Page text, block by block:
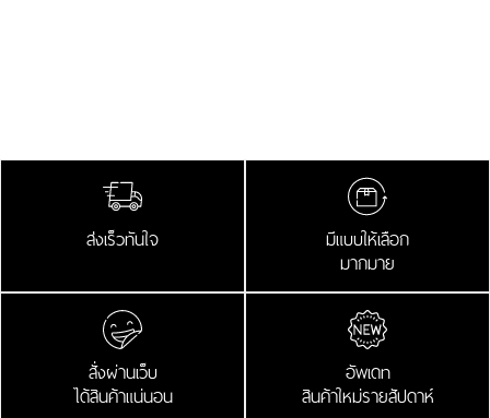
ส่งเร็วทันใจ มีแบบให้เลือก
มากมาย
สั่งผ่านเว็บ
ได้สินค้าแน่นอน
อัพเดท
สินค้าใหม่รายสัปดาห์